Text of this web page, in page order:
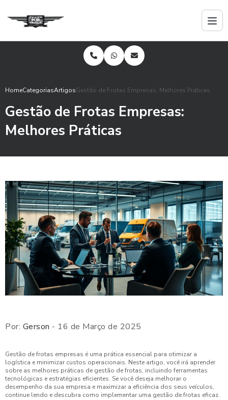
HomeCategoriasArtigosGestão de Frotas Empresas: Melhores Práticas
Gestão de Frotas Empresas:
Melhores Práticas
Por: Gerson - 16 de Março de 2025
Gestão de frotas empresas é uma prática essencial para otimizar a
logística e minimizar custos operacionais. Neste artigo, você irá aprender
sobre as melhores práticas de gestão de frotas, incluindo ferramentas
tecnológicas e estratégias eficientes. Se você deseja melhorar o
desempenho da sua empresa e maximizar a eficiência dos seus veículos,
continue lendo e descubra como implementar uma gestão de frotas eficaz.